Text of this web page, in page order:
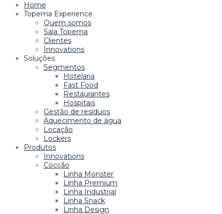
Home
Topema Experience
Quem somos
Sala Topema
Clientes
Innovations
Soluções
Segmentos
Hotelaria
Fast Food
Restaurantes
Hospitais
Gestão de resíduos
Aquecimento de água
Locação
Lockers
Produtos
Innovations
Cocção
Linha Monster
Linha Premium
Linha Industrial
Linha Snack
Linha Design